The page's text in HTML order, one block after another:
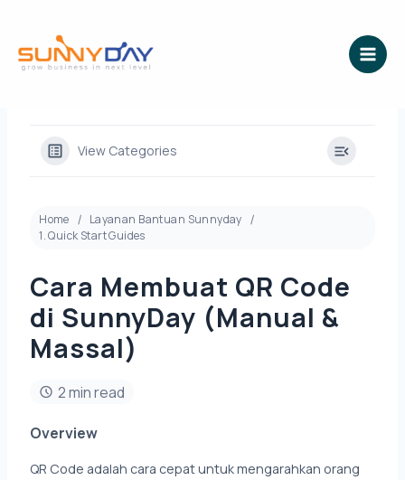
konten
View Categories
Home
Layanan Bantuan Sunnyday
1. Quick Start Guides
Cara Membuat QR Code
di SunnyDay (Manual &
Massal)
2 min read
Overview
QR Code adalah cara cepat untuk mengarahkan orang